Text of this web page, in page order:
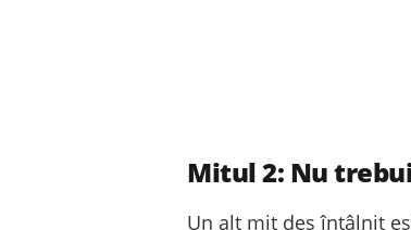
Mitul 2: Nu
Un alt mit des întâlnit